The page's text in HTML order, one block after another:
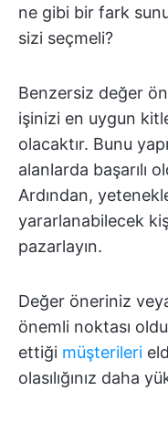
ne gibi bir fark
sizi seçmeli?
Benzersiz değer
işinizi en uygun
olacaktır. Bunu
alanlarda başarılı
Ardından,
yararlanabilecek
pazarlayın.
Değer öneriniz
önemli noktası
ettiği müşterileri
olasılığınız daha